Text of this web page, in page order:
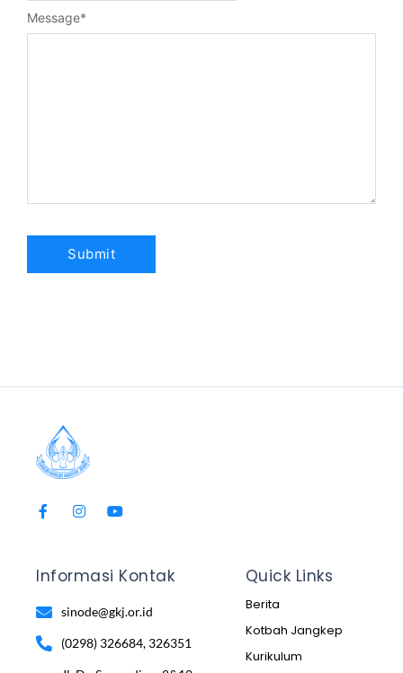
Message*
Informasi Kontak
sinode@gkj.or.id
(0298) 326684, 326351
Quick Links
Berita
Kotbah Jangkep
Kurikulum